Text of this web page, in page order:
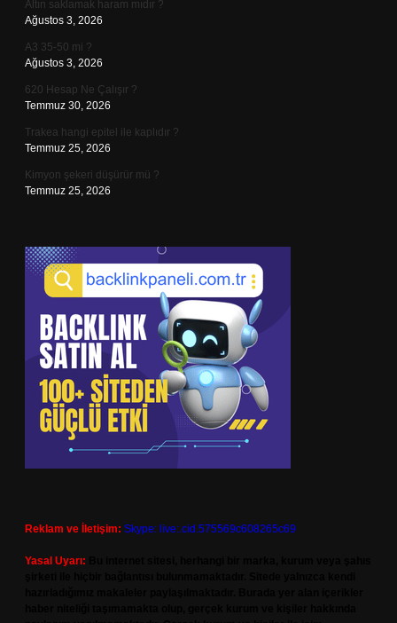
Altın saklamak haram mıdır ?
Ağustos 3, 2026
A3 35-50 mi ?
Ağustos 3, 2026
620 Hesap Ne Çalışır ?
Temmuz 30, 2026
Trakea hangi epitel ile kaplıdır ?
Temmuz 25, 2026
Kimyon şekeri düşürür mü ?
Temmuz 25, 2026
Reklam ve İletişim: Skype: live:.cid.575569c608265c69
Yasal Uyarı: